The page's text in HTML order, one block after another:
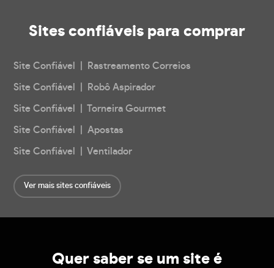
Sites confiáveis para comprar
Site Confiável | Rastreamento Correios
Site Confiável | Robô Aspirador
Site Confiável | Torneira Gourmet
Site Confiável | Apostas
Site Confiável | Ventilador
Ver mais sites confiáveis
Quer saber se um site é